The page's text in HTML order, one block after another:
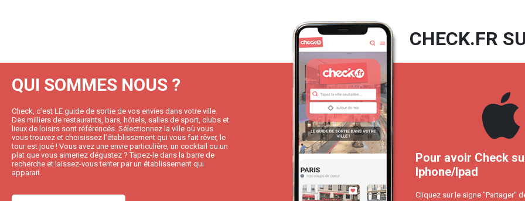
QUI SOMMES NOUS ?
Check, c’est LE guide de sortie de vos envies dans votre ville.
Des milliers de restaurants, bars, hôtels, salles de sport, clubs et
lieux de loisirs sont référencés. Sélectionnez la ville où vous
vous trouvez et choisissez l’établissement qui vous fait rêver, le
tour est joué ! Vous avez une envie particulière, un cocktail ou un
plat que vous aimeriez dégustez ? Tapez-le dans la barre de
recherche et laissez-vous tenter par un établissement qui
apparait.
CHECK.FR
Pour avoir Check
Iphone/Ipad
Cliquez sur le signe "Partager"